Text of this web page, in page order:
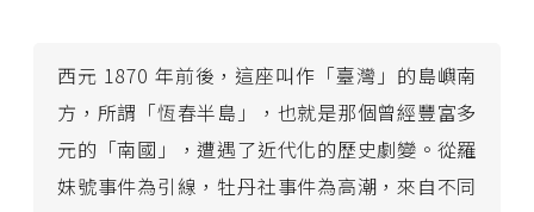
西元 1870 年前後，這座叫作「臺灣」的島嶼南
方，所謂「恆春半島」，也就是那個曾經豐富多
元的「南國」，遭遇了近代化的歷史劇變。從羅
妹號事件為引線，牡丹社事件為高潮，來自不同